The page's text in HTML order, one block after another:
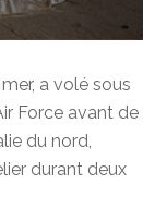
a volé sous
Force avant de
du nord,
durant deux